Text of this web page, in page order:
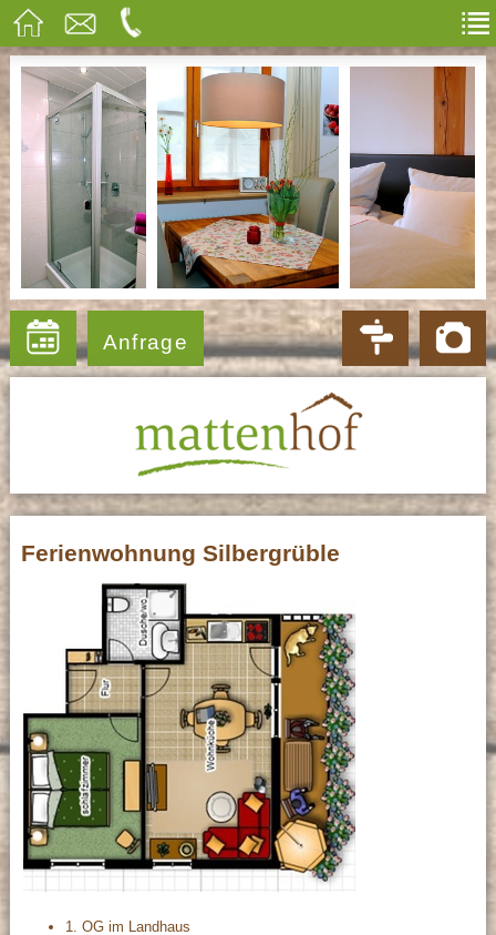
Anfrage
Ferienwohnung Silbergrüble
1. OG im Landhaus